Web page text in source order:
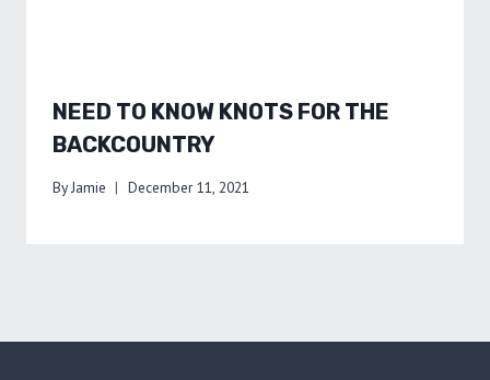
NEED TO KNOW KNOTS FOR THE
BACKCOUNTRY
By Jamie December 11, 2021